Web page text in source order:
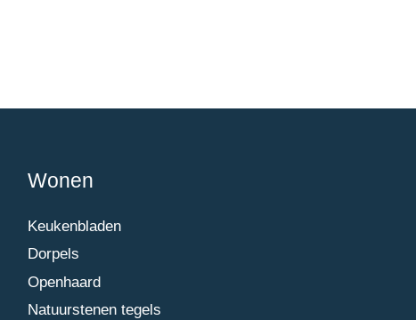
Wonen
Keukenbladen
Dorpels
Openhaard
Natuurstenen tegels